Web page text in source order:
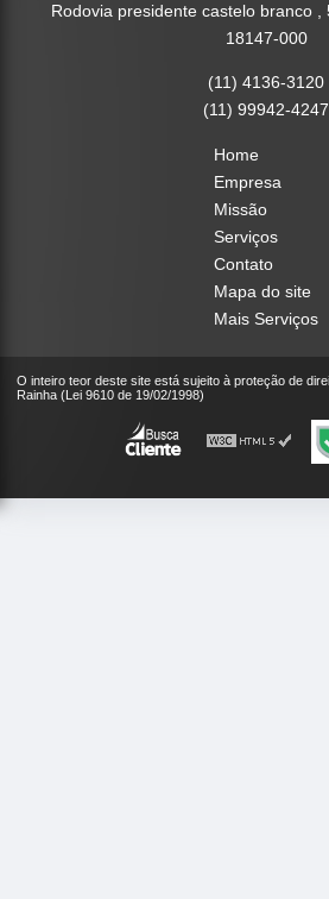
Rodovia presidente castelo branco ,
18147-000
(11) 4136-3120
(11) 99942-4247
Home
Empresa
Missão
Serviços
Contato
Mapa do site
Mais Serviços
O inteiro teor deste site está sujeito à proteção de
Rainha (Lei 9610 de 19/02/1998)